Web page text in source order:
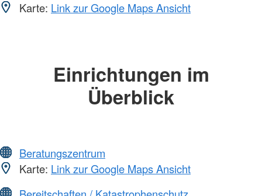
Karte: Link zur Google Maps Ansicht
Einrichtungen im
Überblick
Beratungszentrum
Karte: Link zur Google Maps Ansicht